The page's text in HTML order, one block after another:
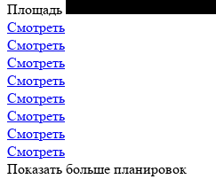
Площадь
Смотреть
Смотреть
Смотреть
Смотреть
Смотреть
Смотреть
Смотреть
Смотреть
Показать больше планировок